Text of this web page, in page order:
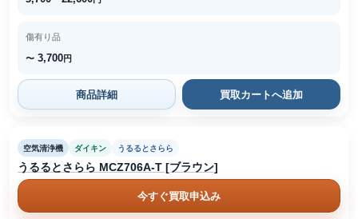
傷有り品
〜 3,700円
商品詳細 買取カートへ追加
空気清浄機 ダイキン うるるとさらら
うるるとさらら MCZ706A-T [ブラウン]
今すぐ買取申込み